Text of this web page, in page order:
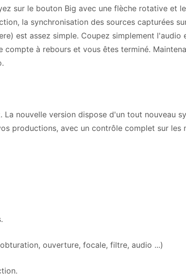
sur le bouton Big avec une flèche rotative et le
la synchronisation des sources capturées
est assez simple. Coupez simplement l'audio
compte à rebours et vous êtes terminé.
nouvelle version dispose d'un tout nouveau
productions, avec un contrôle complet sur les
ouverture, focale, filtre, audio ...)